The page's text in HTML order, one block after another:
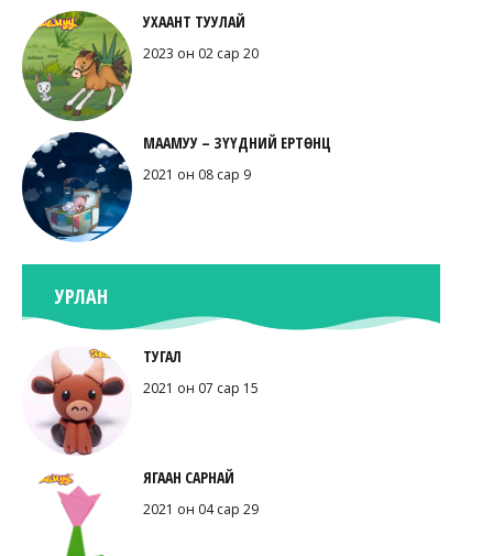
УХААНТ ТУУЛАЙ
2023 он 02 сар 20
МААМУУ – ЗҮҮДНИЙ ЕРТӨНЦ
2021 он 08 сар 9
УРЛАН
ТУГАЛ
2021 он 07 сар 15
ЯГААН САРНАЙ
2021 он 04 сар 29